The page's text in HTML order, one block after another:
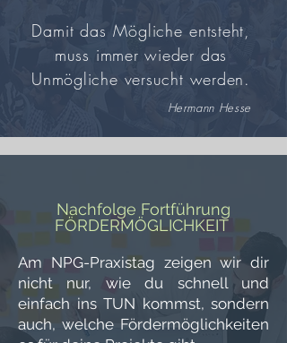
Damit das Möglicheentsteht,
muss immer wieder das
Unmögliche versucht werden.
Hermann Hesse
Nachfolge Fortführung
FÖRDERMÖGLICHKEIT
Am NPG-Praxistag zeigen wir dir
nicht nur, wie du schnell und
einfach ins TUN kommst, sondern
auch, welche Fördermöglichkeiten